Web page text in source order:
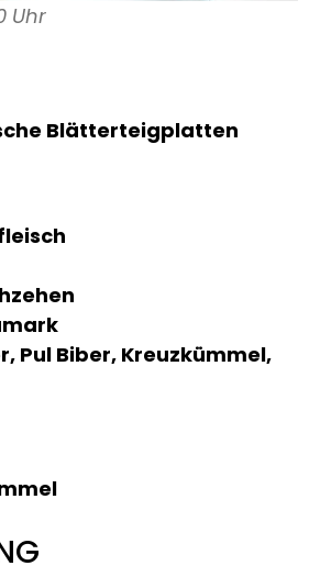
Uhr
Blätterteigplatten
Pul Biber, Kreuzkümmel,